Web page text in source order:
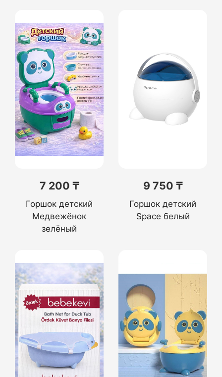
7 200 ₸
Горшок детский
Медвежёнок
зелёный
9 750 ₸
Горшок детский
Space белый